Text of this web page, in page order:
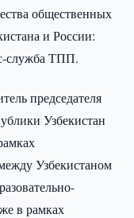
общественных
и России:
служба ТПП.
председателя
Узбекистан
Узбекистаном
в рамках